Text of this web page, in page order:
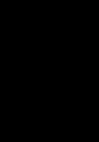
Massimiliano